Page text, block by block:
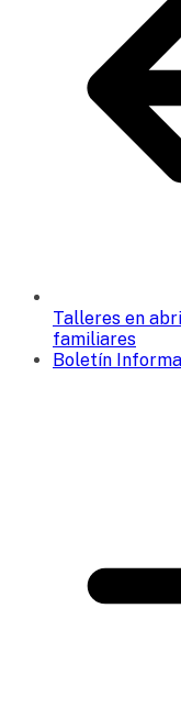
Talleres en
familiares
Boletín